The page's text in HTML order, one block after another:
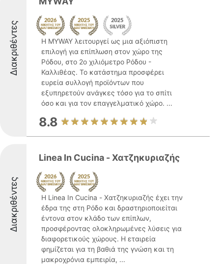
Διακριθέντες
Η MYWAY λειτουργεί ως μια αξιόπιστη
επιλογή για επίπλωση στον χώρο της
Ρόδου, στο 2ο χιλιόμετρο Ρόδου -
Καλλιθέας. Το κατάστημα προσφέρει
ευρεία συλλογή προϊόντων που
εξυπηρετούν ανάγκες τόσο για το σπίτι
όσο και για τον επαγγελματικό χώρο. ...
8.8
Διακριθέντες
Linea In Cucina - Χατζηκυριαζής
Η Linea In Cucina - Χατζηκυριαζής έχει την
έδρα της στη Ρόδο και δραστηριοποιείται
έντονα στον κλάδο των επίπλων,
προσφέροντας ολοκληρωμένες λύσεις για
διαφορετικούς χώρους. Η εταιρεία
φημίζεται για τη βαθιά της γνώση και τη
μακροχρόνια εμπειρία, ...